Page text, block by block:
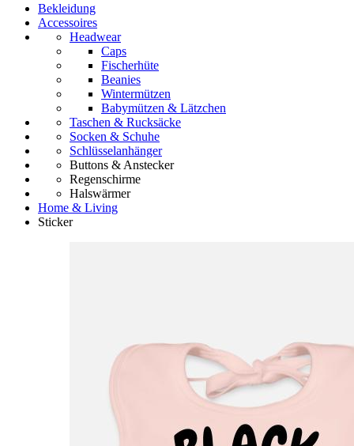
Bekleidung
Accessoires
Headwear
Caps
Fischerhüte
Beanies
Wintermützen
Babymützen & Lätzchen
Taschen & Rucksäcke
Socken & Schuhe
Schlüsselanhänger
Buttons & Anstecker
Regenschirme
Halswärmer
Home & Living
Sticker